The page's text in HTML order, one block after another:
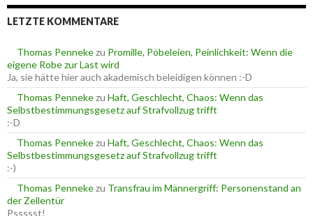
n
e
n
c
h
:
LETZTE KOMMENTARE
Thomas Pennekezu Promille, Pöbeleien, Peinlichkeit: Wenn die
eigene Robe zur Last wird
Ja, sie hätte hier auch akademisch beleidigen können :-D
Thomas Pennekezu Haft, Geschlecht, Chaos: Wenn das
Selbstbestimmungsgesetz auf Strafvollzug trifft
:-D
Thomas Pennekezu Haft, Geschlecht, Chaos: Wenn das
Selbstbestimmungsgesetz auf Strafvollzug trifft
:-)
Thomas Pennekezu Transfrau im Männergriff: Personenstand an
der Zellentür
Pssssst!